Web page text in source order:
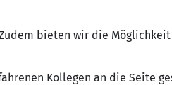
bieten wir die
Kollegen an die Seite